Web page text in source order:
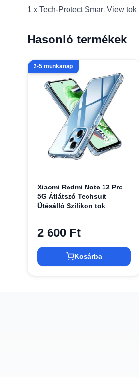
1 x Tech-Protect Smart View tok
Hasonló termékek
2-5 munkanap
Xiaomi Redmi Note 12 Pro
5G Átlátszó Techsuit
Ütésálló Szilikon tok
2 600 Ft
Kosárba